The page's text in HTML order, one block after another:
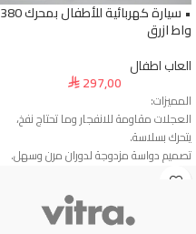
• سيارة كهربائية للأطفال بمحرك 380
واط ازرق
العاب اطفال
⃁297,00
المميزات:
العجلات مقاومة للانفجار وما تحتاج نفخ،
يتحرك بسلاسة.
تصميم دواسة مزدوجة لدوران مرن وسهل.
عجلات صامتة، مقاومة للاهتراء، وما تخدش
إطارات لجميع التضاريس، قبضة قوية،